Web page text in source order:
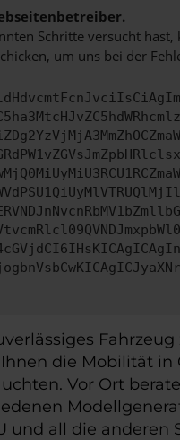
Schritte versucht
um uns bei der
die Mobilität
Vor Ort
all die anderen